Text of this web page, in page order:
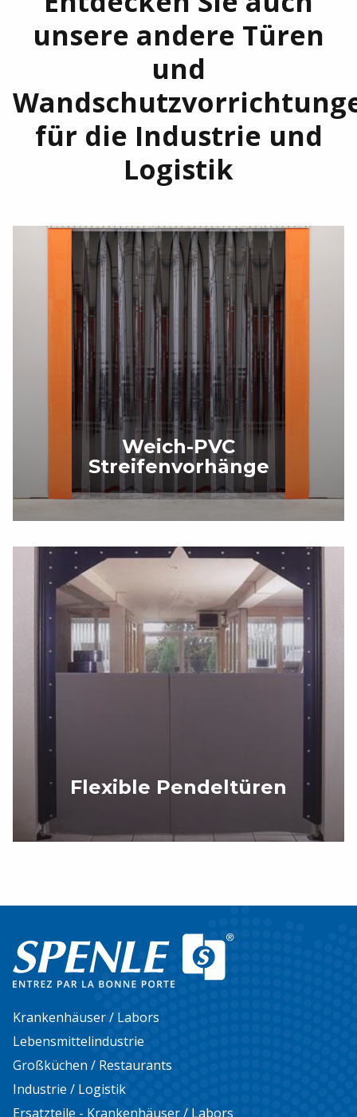
unsere andere Türen
und
für die Industrie und
Logistik
Weich-PVC
Streifenvorhänge
Flexible Pendeltüren
Krankenhäuser / Labors
Lebensmittelindustrie
Großküchen / Restaurants
Industrie / Logistik
Ersatzteile - Krankenhäuser / Labors